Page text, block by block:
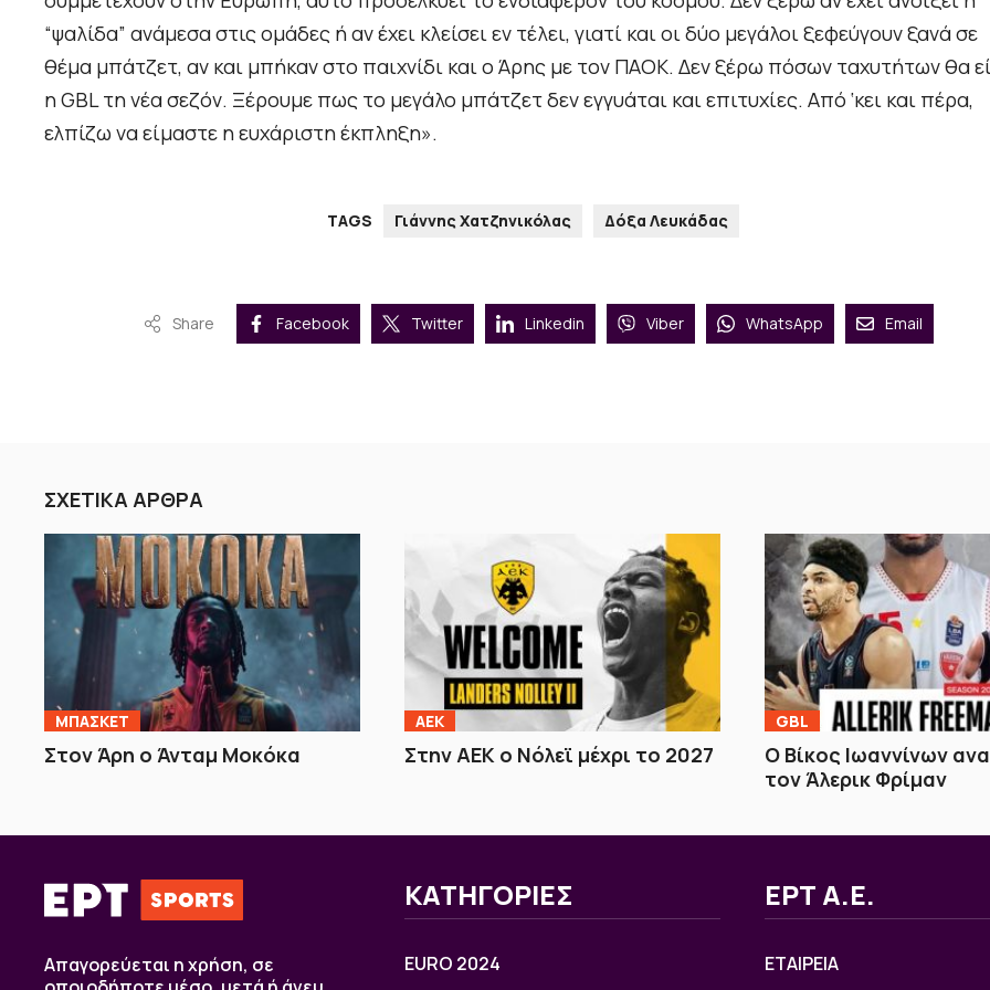
“ψαλίδα” ανάμεσα στις ομάδες ή αν έχει κλείσει εν τέλει, γιατί και οι δύο μεγάλοι ξεφεύγουν ξανά σε
θέμα μπάτζετ, αν και μπήκαν στο παιχνίδι και ο Άρης με τον ΠΑΟΚ. Δεν ξέρω πόσων ταχυτήτων θα
η GBL τη νέα σεζόν. Ξέρουμε πως το μεγάλο μπάτζετ δεν εγγυάται και επιτυχίες. Από ‘κει και πέρα,
ελπίζω να είμαστε η ευχάριστη έκπληξη».
TAGS Γιάννης Χατζηνικόλας Δόξα Λευκάδας
Share Facebook Twitter Linkedin Viber WhatsApp Email
ΣΧΕΤΙΚΑ ΑΡΘΡΑ
ΜΠΑΣΚΕΤ
Στον Άρη ο Άνταμ Μοκόκα
ΑΕΚ
Στην ΑΕΚ ο Νόλεϊ μέχρι το 2027
GBL
Ο Βίκος Ιωαννίνων
τον Άλερικ Φρίμαν
Απαγορεύεται η χρήση, σε
ΚΑΤΗΓΟΡΙΕΣ
EURO 2024
ΕΡΤ Α.Ε.
ΕΤΑΙΡΕΙΑ